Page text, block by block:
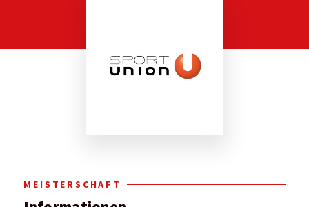
MEISTERSCHAFT